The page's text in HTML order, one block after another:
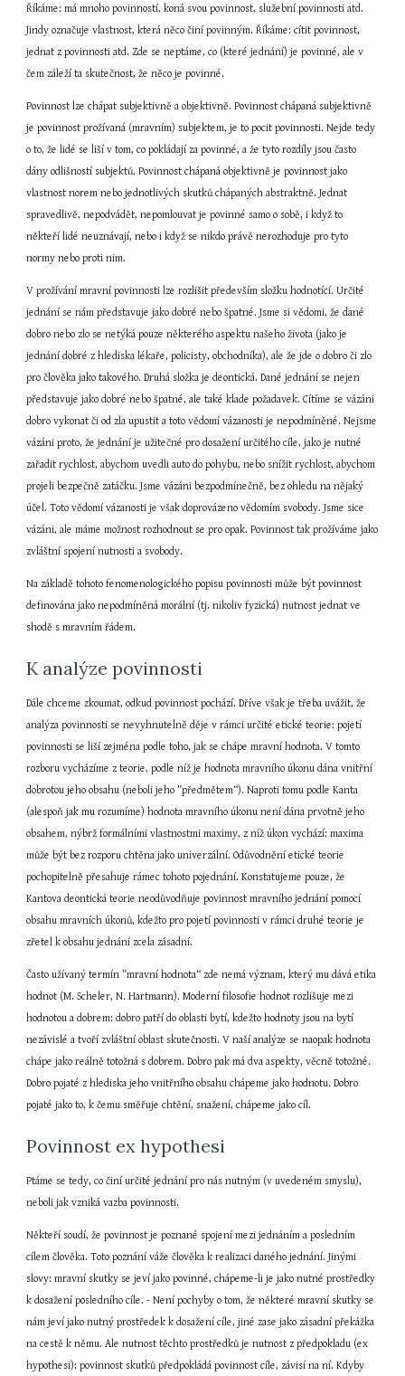
Říkáme: má mnoho povinností, koná svou povinnost, služební povinnosti atd.
Jindy označuje vlastnost, která něco činí povinným. Říkáme: cítit povinnost,
jednat z povinnosti atd. Zde se neptáme, co (které jednání) je povinné, ale v
čem záleží ta skutečnost, že něco je povinné.
Povinnost lze chápat subjektivně a objektivně. Povinnost chápaná subjektivně
je povinnost prožívaná (mravním) subjektem, je to pocit povinnosti. Nejde tedy
o to, že lidé se liší v tom, co pokládají za povinné, a že tyto rozdíly jsou často
dány odlišností subjektů. Povinnost chápaná objektivně je povinnost jako
vlastnost norem nebo jednotlivých skutků chápaných abstraktně. Jednat
spravedlivě, nepodvádět, nepomlouvat je povinné samo o sobě, i když to
někteří lidé neuznávají, nebo i když se nikdo právě nerozhoduje pro tyto
normy nebo proti nim.
V prožívání mravní povinnosti lze rozlišit především složku hodnotící. Určité
jednání se nám představuje jako dobré nebo špatné. Jsme si vědomi, že dané
dobro nebo zlo se netýká pouze některého aspektu našeho života (jako je
jednání dobré z hlediska lékaře, policisty, obchodníka), ale že jde o dobro či zlo
pro člověka jako takového. Druhá složka je deontická. Dané jednání se nejen
představuje jako dobré nebo špatné, ale také klade požadavek. Cítíme se vázáni
dobro vykonat či od zla upustit a toto vědomí vázanosti je nepodmíněné. Nejsme
vázáni proto, že jednání je užitečné pro dosažení určitého cíle, jako je nutné
zařadit rychlost, abychom uvedli auto do pohybu, nebo snížit rychlost, abychom
projeli bezpečně zatáčku. Jsme vázáni bezpodmínečně, bez ohledu na nějaký
účel. Toto vědomí vázanosti je však doprovázeno vědomím svobody. Jsme sice
vázáni, ale máme možnost rozhodnout se pro opak. Povinnost tak prožíváme jako
zvláštní spojení nutnosti a svobody.
Na základě tohoto fenomenologického popisu povinnosti může být povinnost
definována jako nepodmíněná morální (tj. nikoliv fyzická) nutnost jednat ve
shodě s mravním řádem.
K analýze povinnosti
Dále chceme zkoumat, odkud povinnost pochází. Dříve však je třeba uvážit, že
analýza povinnosti se nevyhnutelně děje v rámci určité etické teorie: pojetí
povinnosti se liší zejména podle toho, jak se chápe mravní hodnota. V tomto
rozboru vycházíme z teorie, podle níž je hodnota mravního úkonu dána vnitřní
dobrotou jeho obsahu (neboli jeho ”předmětem“). Naproti tomu podle Kanta
(alespoň jak mu rozumíme) hodnota mravního úkonu není dána prvotně jeho
obsahem, nýbrž formálními vlastnostmi maximy, z níž úkon vychází: maxima
může být bez rozporu chtěna jako univerzální. Odůvodnění etické teorie
pochopitelně přesahuje rámec tohoto pojednání. Konstatujeme pouze, že
Kantova deontická teorie neodůvodňuje povinnost mravního jednání pomocí
obsahu mravních úkonů, kdežto pro pojetí povinnosti v rámci druhé teorie je
zřetel k obsahu jednání zcela zásadní.
Často užívaný termín ”mravní hodnota“ zde nemá význam, který mu dává etika
hodnot (M. Scheler, N. Hartmann). Moderní filosofie hodnot rozlišuje mezi
hodnotou a dobrem: dobro patří do oblasti bytí, kdežto hodnoty jsou na bytí
nezávislé a tvoří zvláštní oblast skutečnosti. V naší analýze se naopak hodnota
chápe jako reálně totožná s dobrem. Dobro pak má dva aspekty, věcně totožné.
Dobro pojaté z hlediska jeho vnitřního obsahu chápeme jako hodnotu. Dobro
pojaté jako to, k čemu směřuje chtění, snažení, chápeme jako cíl.
Povinnost ex hypothesi
Ptáme se tedy, co činí určité jednání pro nás nutným (v uvedeném smyslu),
neboli jak vzniká vazba povinnosti.
Někteří soudí, že povinnost je poznané spojení mezi jednáním a posledním
cílem člověka. Toto poznání váže člověka k realizaci daného jednání. Jinými
slovy: mravní skutky se jeví jako povinné, chápeme-li je jako nutné prostředky
k dosažení posledního cíle. - Není pochyby o tom, že některé mravní skutky se
nám jeví jako nutný prostředek k dosažení cíle, jiné zase jako zásadní překážka
na cestě k němu. Ale nutnost těchto prostředků je nutnost z předpokladu (ex
hypothesi): povinnost skutků předpokládá povinnost cíle, závisí na ní. Kdyby